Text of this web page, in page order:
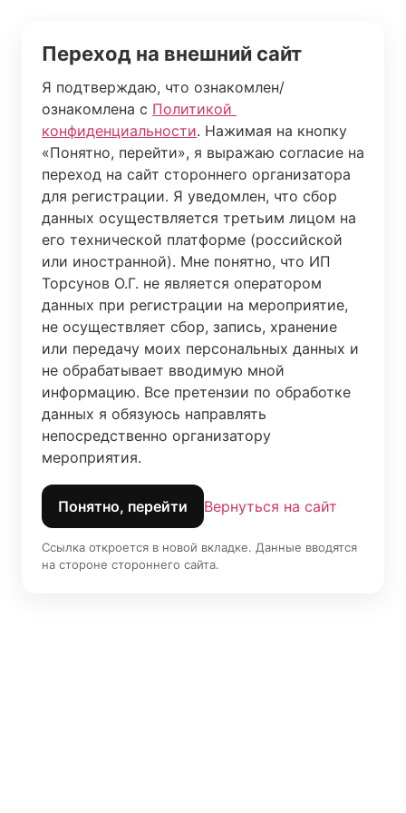
Переход на внешний сайт
Я подтверждаю, что ознакомлен/
ознакомлена с Политикой
конфиденциальности. Нажимая на кнопку
«Понятно, перейти», я выражаю согласие на
переход на сайт стороннего организатора
для регистрации. Я уведомлен, что сбор
данных осуществляется третьим лицом на
его технической платформе (российской
или иностранной). Мне понятно, что ИП
Торсунов О.Г. не является оператором
данных при регистрации на мероприятие,
не осуществляет сбор, запись, хранение
или передачу моих персональных данных и
не обрабатывает вводимую мной
информацию. Все претензии по обработке
данных я обязуюсь направлять
непосредственно организатору
мероприятия.
Понятно, перейти Вернуться на сайт
Ссылка откроется в новой вкладке. Данные вводятся
на стороне стороннего сайта.